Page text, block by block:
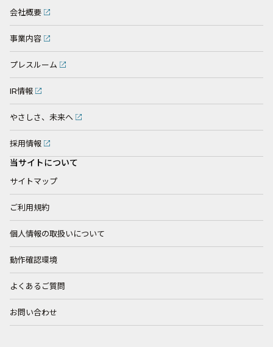
会社概要
事業内容
プレスルーム
IR情報
やさしさ、未来へ
採用情報
当サイトについて
サイトマップ
ご利用規約
個人情報の取扱いについて
動作確認環境
よくあるご質問
お問い合わせ